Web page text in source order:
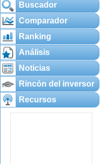
Buscador
Comparador
Ranking
Análisis
Noticias
Rincón del inversor
Recursos